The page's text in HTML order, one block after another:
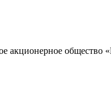
акционерное общество